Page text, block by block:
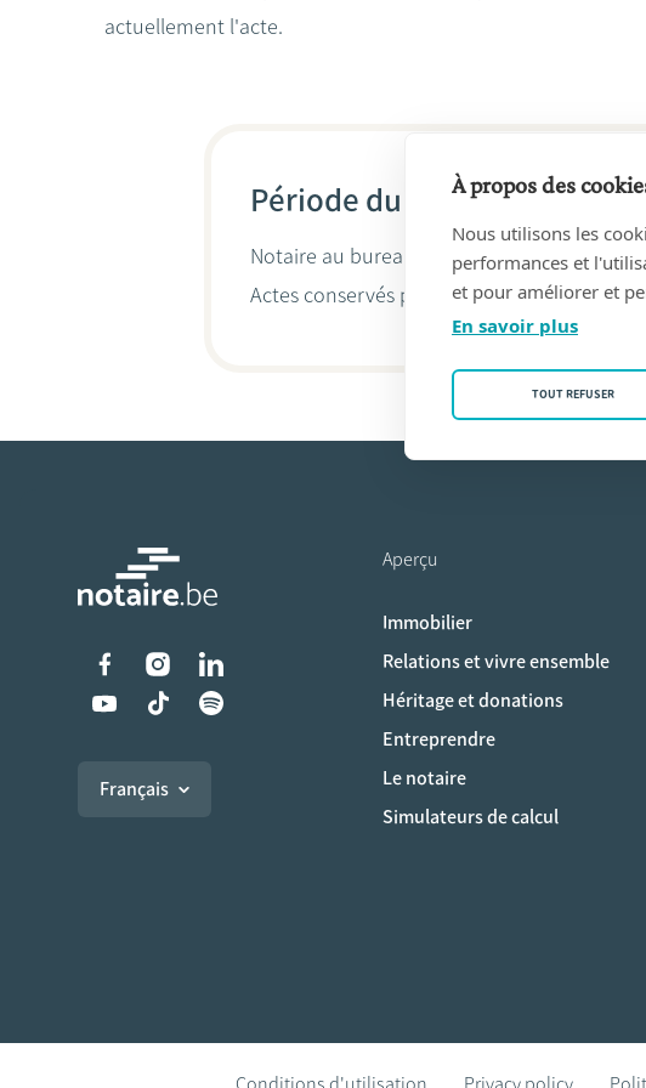
actuellement l'acte.
Période du 29/01/1975 au
Notaire au bureau JEAN-FRANCOIS
Actes conservés par
Antoine Frippiat
Liens vers les réseaux sociaux
Français
Aperçu
Immobilier
Relations et vivre ensemble
Héritage et donations
Entreprendre
Le notaire
Simulateurs de calcul
À propos des
Nous utilisons les
performances et
et pour améliorer et
En savoir plus
TOUT REFUSER